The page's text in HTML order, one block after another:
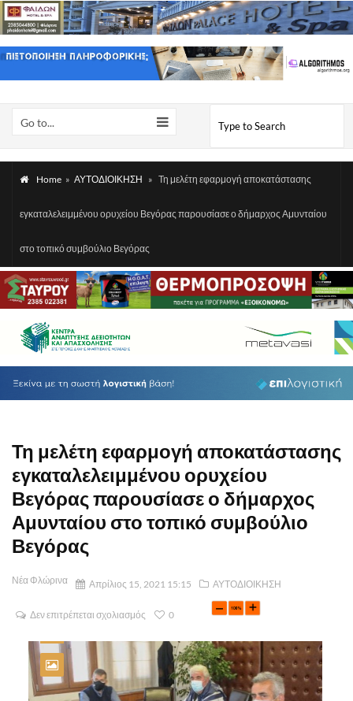
Go to...
Home » ΑΥΤΟΔΙΟΙΚΗΣΗ » Τη μελέτη εφαρμογή αποκατάστασης
εγκαταλελειμμένου ορυχείου Βεγόρας παρουσίασε ο δήμαρχος Αμυνταίου
στο τοπικό συμβούλιο Βεγόρας
Τη μελέτη εφαρμογή αποκατάστασης
εγκαταλελειμμένου ορυχείου
Βεγόρας παρουσίασε ο δήμαρχος
Αμυνταίου στο τοπικό συμβούλιο
Βεγόρας
Νέα Φλώρινα Απρίλιος 15, 2021 15:15 ΑΥΤΟΔΙΟΙΚΗΣΗ
Δεν επιτρέπεται σχολιασμός 0